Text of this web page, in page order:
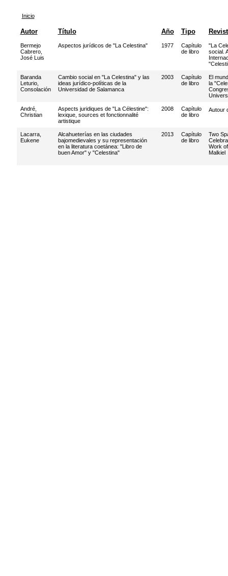
Inicio
Autor Título Año Tipo
Bermejo
Cabrero,
José Luis
Aspectos jurídicos de "La Celestina" 1977
Capítulo
de libro
"La
social.
Baranda
Leturio,
Consolación
Cambio social en "La Celestina" y las
ideas jurídico-políticas de la
Universidad de Salamanca
2003
Capítulo
de libro
El
la
André,
Christian
Aspects juridiques de "La Célestine":
lexique, sources et fonctionnalité
artistique
2008
Capítulo
de libro
Autour
Lacarra,
Eukene
Alcahueterías en las ciudades
bajomedievales y su representación
en la literatura coetánea: "Libro de
buen Amor" y "Celestina"
2013
Capítulo
de libro
Two
Work
Malkiel